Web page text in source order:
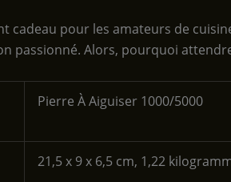
cadeau pour les amateurs de
passionné. Alors, pourquoi
‎Pierre À Aiguiser 1000/5000
‎21,5 x 9 x 6,5 cm, 1,22